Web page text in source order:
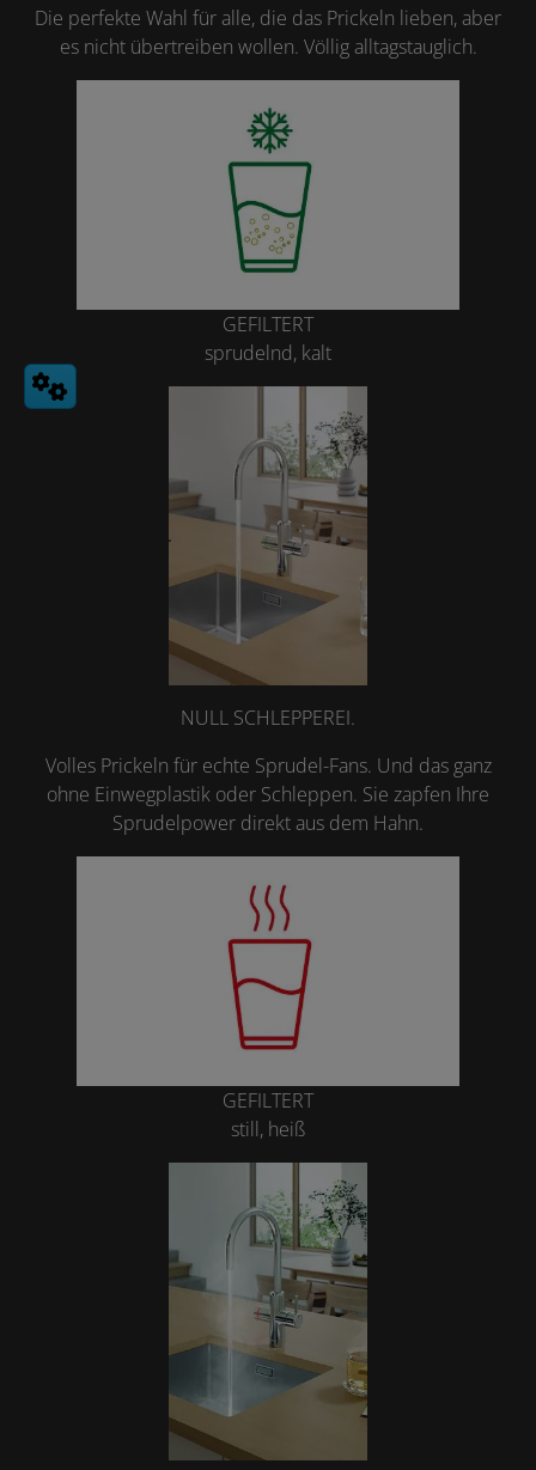
Die perfekte Wahl für alle, die das Prickeln lieben, aber
es nicht übertreiben wollen. Völlig alltagstauglich.
GEFILTERT
sprudelnd, kalt
NULL SCHLEPPEREI.
Volles Prickeln für echte Sprudel-Fans. Und das ganz
ohne Einwegplastik oder Schleppen. Sie zapfen Ihre
Sprudelpower direkt aus dem Hahn.
GEFILTERT
still, heiß